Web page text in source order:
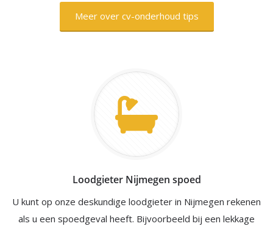
Meer over cv-onderhoud tips
Loodgieter Nijmegen spoed
U kunt op onze deskundige loodgieter in Nijmegen rekenen
als u een spoedgeval heeft. Bijvoorbeeld bij een lekkage